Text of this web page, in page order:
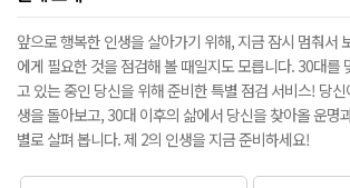
앞으로 행복한 인생을 살아가기 위해, 지금 잠시 멈춰서
에게 필요한 것을 점검해 볼 때일지도 모릅니다. 30대를
고 있는 중인 당신을 위해 준비한 특별 점검 서비스! 당
생을 돌아보고, 30대 이후의 삶에서 당신을 찾아올 운명
별로 살펴 봅니다. 제 2의 인생을 지금 준비하세요!